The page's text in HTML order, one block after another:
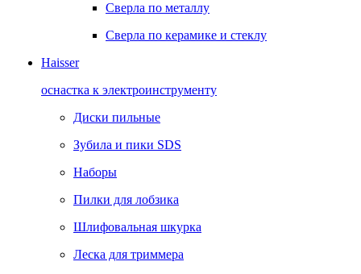
Сверла по металлу
Сверла по керамике и стеклу
Haisser
оснастка к электроинструменту
Диски пильные
Зубила и пики SDS
Наборы
Пилки для лобзика
Шлифовальная шкурка
Леска для триммера